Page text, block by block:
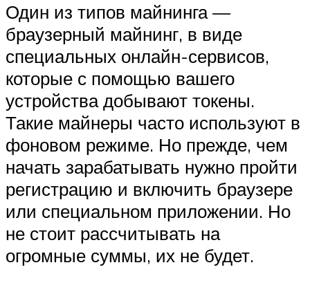
Один из типов майнинга —
браузерный майнинг, в виде
специальных онлайн-сервисов,
которые с помощью вашего
устройства добывают токены.
Такие майнеры часто используют в
фоновом режиме. Но прежде, чем
начать зарабатывать нужно пройти
регистрацию и включить браузере
или специальном приложении. Но
не стоит рассчитывать на
огромные суммы, их не будет.